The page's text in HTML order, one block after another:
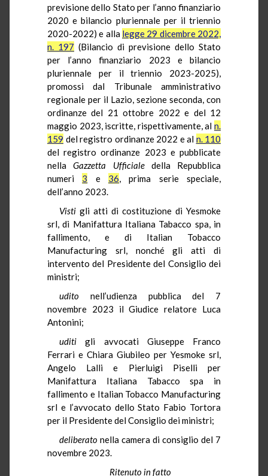
previsione dello Stato per l’anno finanziario
2020 e bilancio pluriennale per il triennio
2020-2022) e alla legge 29 dicembre 2022,
n. 197 (Bilancio di previsione dello Stato
per l’anno finanziario 2023 e bilancio
pluriennale per il triennio 2023-2025),
promossi dal Tribunale amministrativo
regionale per il Lazio, sezione seconda, con
ordinanze del 21 ottobre 2022 e del 12
maggio 2023, iscritte, rispettivamente, al n.
159 del registro ordinanze 2022 e al n. 110
del registro ordinanze 2023 e pubblicate
nellaGazzetta Ufficialedella Repubblica
numeri 3 e 36, prima serie speciale,
dell’anno 2023.
Visti gli atti di costituzione di Yesmoke
srl, di Manifattura Italiana Tabacco spa, in
fallimento, e di Italian Tobacco
Manufacturing srl, nonché gli atti di
intervento del Presidente del Consiglio dei
ministri;
udito nell’udienza pubblica del 7
novembre 2023 il Giudice relatore Luca
Antonini;
uditi gli avvocati Giuseppe Franco
Ferrari e Chiara Giubileo per Yesmoke srl,
Angelo Lalli e Pierluigi Piselli per
Manifattura Italiana Tabacco spa in
fallimento e Italian Tobacco Manufacturing
srl e l’avvocato dello Stato Fabio Tortora
per il Presidente del Consiglio dei ministri;
deliberato nella camera di consiglio del 7
novembre 2023.
Ritenuto in fatto